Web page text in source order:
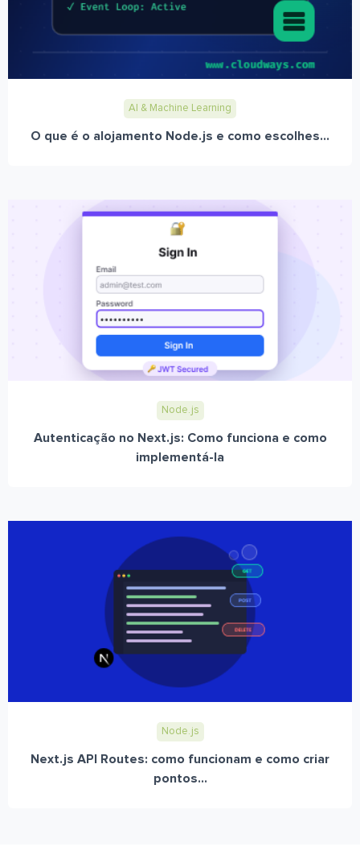
AI & Machine Learning
O que é o alojamento Node.js e como escolhes...
Node.js
Autenticação no Next.js: Como funciona e como
implementá-la
Node.js
Next.js API Routes: como funcionam e como criar
pontos...